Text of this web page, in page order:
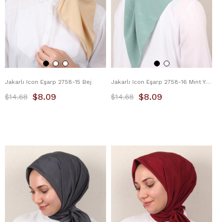
Jakarlı Icon Eşarp 2758-15 Bej
$8.09
$14.68
Jakarlı Icon Eşarp 2758-16 Mint Yeşili
$8.09
$14.68